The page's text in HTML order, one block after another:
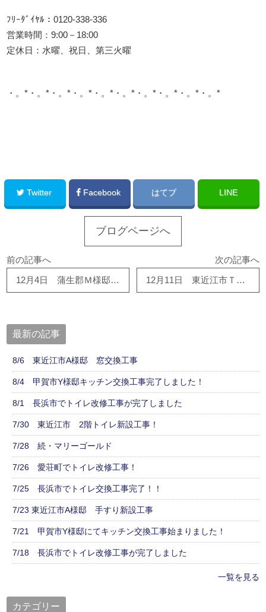
ﾌﾘｰﾀﾞｲﾔﾙ：0120-338-336
営業時間：9:00－18:00
定休日：水曜、祝日、第三火曜
・。*・。*・。*・。*・。*・。*・。*・。*・。*・。*
Twitter Facebook はてブ LINE
ブログページへ
前の記事へ
12月4日 蒲生郡Ｍ様邸 全面リフォーム工事順調に進行しています！！
次の記事へ
12月11日 東近江市Ｔ様邸 外壁板金工事着工しました！！
最新の記事
8/6 東近江市A様邸 窓交換工事
8/4 甲賀市Y様邸キッチン交換工事完了しました！
8/1 長浜市でトイレ改修工事が完了しました
7/30 東近江市 2階トイレ新設工事！
7/28 続・マリーゴールド
7/26 愛荘町でトイレ改修工事！
7/25 長浜市でトイレ交換工事完了！！
7/23 東近江市A様邸 手すり新設工事
7/21 甲賀市Y様邸にてキッチン交換工事始まりました！
7/18 長浜市でトイレ改修工事が完了しました
一覧を見る
カテゴリー